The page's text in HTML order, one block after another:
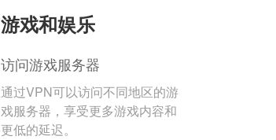
游戏和娱乐
访问游戏服务器
通过VPN可以访问不同地区的游
戏服务器，享受更多游戏内容和
更低的延迟。